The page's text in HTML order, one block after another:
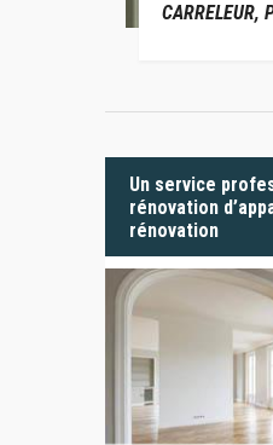
CARRELEUR,
Un service
rénovation
rénovation